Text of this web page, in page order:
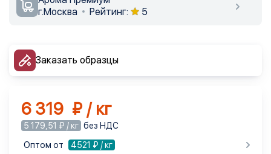
г.Москва
Рейтинг: 5
Заказать образцы
6 319 ₽ / кг
5 179,51 ₽ / кг без НДС
Оптом от
4521 ₽ / кг